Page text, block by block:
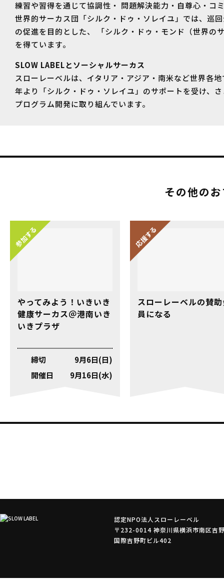
練習や習得を通じて協調性・ 問題解決能力・自尊心・コ
世界的サーカス団「シルク・ドゥ・ソレイユ」では、巡
の促進を目的とした、 「シルク・ドゥ・モンド（世界の
を得ています。
SLOW LABELとソーシャルサーカス
スローレーベルは、イタリア・アジア・南米など世界各
年より「シルク・ドゥ・ソレイユ」のサポートを受け、
プログラム開発に取り組んでいます。
その他の
やってみよう！いきいき
健康サーカス＠港南いき
いきプラザ
参加する
9月6日(日)
9月16日(水)
スローレーベルの賛
員になる
応援する
認定NPO法人スローレーベル
〒232-0014 神奈川県横浜市南区吉
国際吉野町ビル402